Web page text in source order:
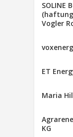
SOLINE
Vogler
ET
Maria
KG